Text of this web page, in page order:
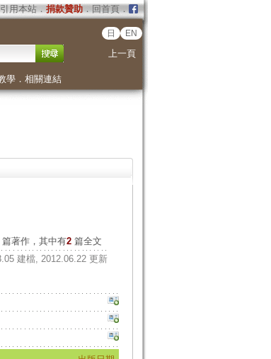
引用本站． 捐款贊助．回首頁．
日 EN
上一頁
學． 相關連結
篇著作，其中有2篇全文
建檔, 2012.06.22 更新